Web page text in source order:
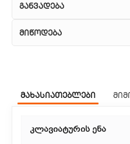
განვადება
მიწოდება
თბილისის მასშტაბით.
მახასიათებლები
კლავიატურის ენა